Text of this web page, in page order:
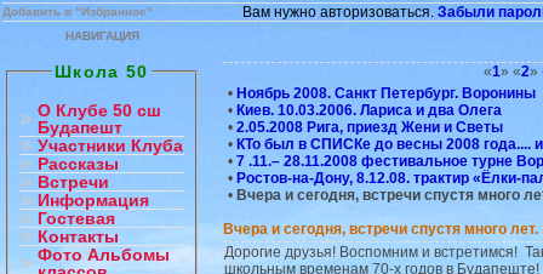
Добавить в "Избранное" Вам нужно авторизоваться. Забыли
НАВИГАЦИЯ
Школа 50
О Клубе 50 сш
Будапешт
Участники Клуба
Рассказы
Встречи
Информация
Гостевая
Контакты
Фото Альбомы
«1» «2»
• Ноябрь 2008. Санкт Петербург. Воронины
• Киев. 10.03.2006. Лариса и два Олега
• 2.05.2008 Рига, приезд Жени и Светы
• КТо был в СПИСКе до весны 2008 года....
• 7 .11.– 28.11.2008 фестивальное турне
• Ростов-на-Дону, 8.12.08. трактир «Ёлки-
• Вчера и сегодня, встречи спустя много
Вчера и сегодня, встречи спустя много лет.
Дорогие друзья! Воспомним и встретимся!
школьным временам 70-х годов в